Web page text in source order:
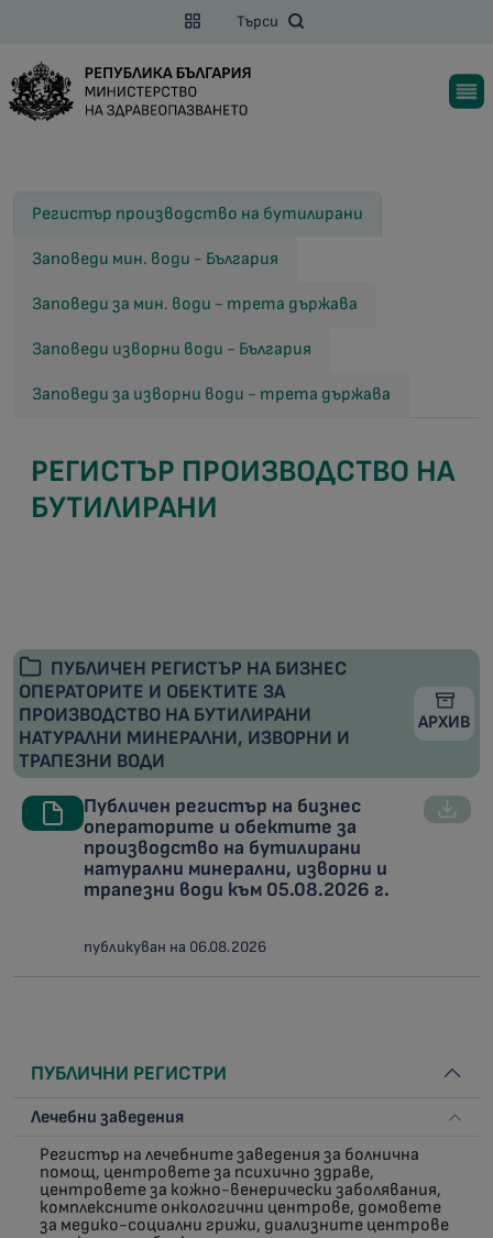
Търси
Регистър производство на бутилирани
Заповеди мин. води - България
Заповеди за мин. води - трета държава
Заповеди изворни води - България
Заповеди за изворни води - трета държава
РЕГИСТЪР ПРОИЗВОДСТВО НА
БУТИЛИРАНИ
ПУБЛИЧЕН РЕГИСТЪР НА БИЗНЕС
ОПЕРАТОРИТЕ И ОБЕКТИТЕ ЗА
ПРОИЗВОДСТВО НА БУТИЛИРАНИ
НАТУРАЛНИ МИНЕРАЛНИ, ИЗВОРНИ И
ТРАПЕЗНИ ВОДИ
АРХИВ
Публичен регистър на бизнес
операторите и обектите за
производство на бутилирани
натурални минерални, изворни и
трапезни води към 05.08.2026 г.
публикуван на 06.08.2026
ПУБЛИЧНИ РЕГИСТРИ
Лечебни заведения
Регистър на лечебните заведения за болнична
помощ, центровете за психично здраве,
центровете за кожно-венерически заболявания,
комплексните онкологични центрове, домовете
за медико-социални грижи, диализните центрове